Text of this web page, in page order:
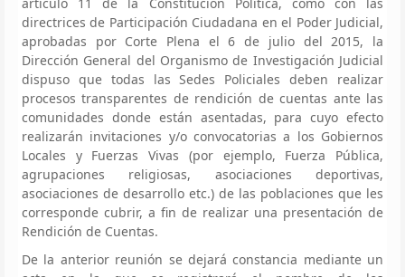
directrices de Participación Ciudadana en el Poder Judicial,
aprobadas por Corte Plena el 6 de julio del 2015, la
Dirección General del Organismo de Investigación Judicial
dispuso que todas las Sedes Policiales deben realizar
procesos transparentes de rendición de cuentas ante las
comunidades donde están asentadas, para cuyo efecto
realizarán invitaciones y/o convocatorias a los Gobiernos
Locales y Fuerzas Vivas (por ejemplo, Fuerza Pública,
agrupaciones religiosas, asociaciones deportivas,
asociaciones de desarrollo etc.) de las poblaciones que les
corresponde cubrir, a fin de realizar una presentación de
Rendición de Cuentas.
De la anterior reunión se dejará constancia mediante un